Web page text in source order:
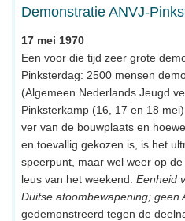
Demonstratie ANVJ-
17 mei 1970
Een voor die tijd zeer grote
Pinksterdag: 2500 mensen
(Algemeen Nederlands Jeugd
Pinksterkamp (16, 17 en 18
ver van de bouwplaats en
en toevallig gekozen is, is het
speerpunt, maar wel weer op
leus van het weekend: Eenheid
Duitse atoombewapening; geen
gedemonstreerd tegen de